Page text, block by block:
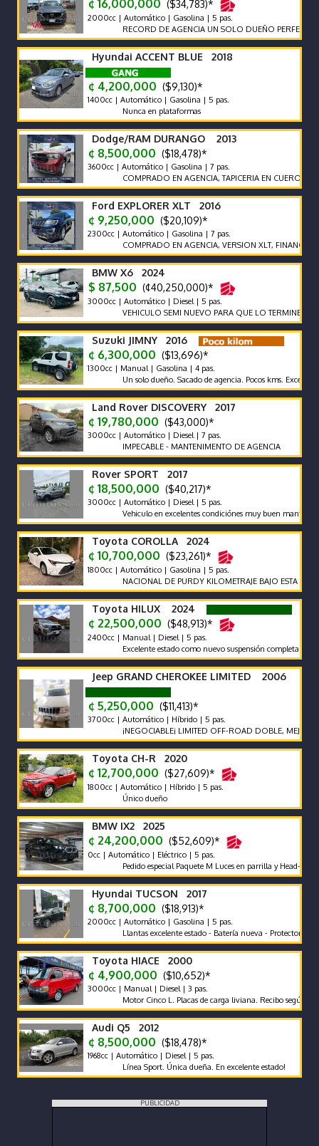
¢ 16,000,000 ($34,783)*
2000cc | Automático | Gasolina | 5 pas.
RECORD DE AGENCIA UN SOLO DUEÑO PERFECTO
Hyundai ACCENT BLUE 2018
¢ 4,200,000 ($9,130)*
1400cc | Automático | Gasolina | 5 pas.
Nunca en plataformas
Dodge/RAM DURANGO 2013
¢ 8,500,000 ($18,478)*
3600cc | Automático | Gasolina | 7 pas.
COMPRADO EN AGENCIA, TAPICERIA EN CUERO, SIETE
Ford EXPLORER XLT 2016
¢ 9,250,000 ($20,109)*
2300cc | Automático | Gasolina | 7 pas.
COMPRADO EN AGENCIA, VERSION XLT,
BMW X6 2024
$ 87,500 (¢40,250,000)*
3000cc | Automático | Diesel | 5 pas.
VEHICULO SEMI NUEVO PARA QUE LO TERMINE DE
Suzuki JIMNY 2016
¢ 6,300,000 ($13,696)*
1300cc | Manual | Gasolina | 4 pas.
Un solo dueño. Sacado de agencia. Pocos kms. Excelentes
Land Rover DISCOVERY 2017
¢ 19,780,000 ($43,000)*
3000cc | Automático | Diesel | 7 pas.
IMPECABLE - MANTENIMENTO DE AGENCIA
Rover SPORT 2017
¢ 18,500,000 ($40,217)*
3000cc | Automático | Diesel | 5 pas.
Vehiculo en excelentes condiciónes muy buen mantenimiento.
Toyota COROLLA 2024
¢ 10,700,000 ($23,261)*
1800cc | Automático | Gasolina | 5 pas.
NACIONAL DE PURDY KILOMETRAJE BAJO ESTA IMPECABLE
Toyota HILUX 2024
¢ 22,500,000 ($48,913)*
2400cc | Manual | Diesel | 5 pas.
Excelente estado como nuevo suspensión completa old man
Jeep GRAND CHEROKEE LIMITED 2006
¢ 5,250,000 ($11,413)*
3700cc | Automático | Híbrido | 5 pas.
¡NEGOCIABLE¡ LIMITED OFF-ROAD DOBLE, MEJOR
Toyota CH-R 2020
¢ 12,700,000 ($27,609)*
1800cc | Automático | Híbrido | 5 pas.
Único dueño
BMW IX2 2025
¢ 24,200,000 ($52,609)*
0cc | Automático | Eléctrico | 5 pas.
Pedido especial Paquete M Luces en parrilla y Head-Up
Hyundai TUCSON 2017
¢ 8,700,000 ($18,913)*
2000cc | Automático | Gasolina | 5 pas.
Llantas excelente estado - Batería nueva - Protector de cajuela
Toyota HIACE 2000
¢ 4,900,000 ($10,652)*
3000cc | Manual | Diesel | 3 pas.
Motor Cinco L. Placas de carga liviana. Recibo según marca y
Audi Q5 2012
¢ 8,500,000 ($18,478)*
1968cc | Automático | Diesel | 5 pas.
Línea Sport. Única dueña. En excelente estado!
PUBLICIDAD